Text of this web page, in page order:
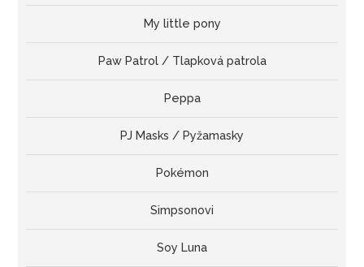
My little pony
Paw Patrol / Tlapková patrola
Peppa
PJ Masks / Pyžamasky
Pokémon
Simpsonovi
Soy Luna